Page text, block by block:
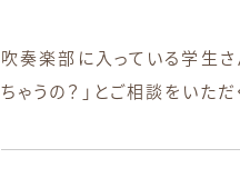
吹奏楽部に入っている学生
ちゃうの？」とご相談をいただ